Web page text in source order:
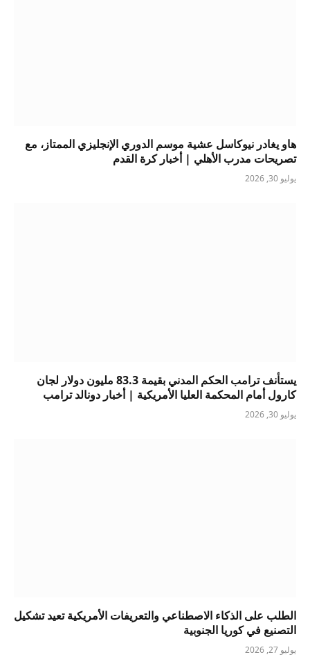
هاو يغادر نيوكاسل عشية موسم الدوري الإنجليزي الممتاز، مع
تصريحات مدرب الأهلي | أخبار كرة القدم
يوليو 30, 2026
يستأنف ترامب الحكم المدني بقيمة 83.3 مليون دولار لجان
كارول أمام المحكمة العليا الأمريكية | أخبار دونالد ترامب
يوليو 30, 2026
الطلب على الذكاء الاصطناعي والتعريفات الأمريكية تعيد تشكيل
التصنيع في كوريا الجنوبية
يوليو 27, 2026